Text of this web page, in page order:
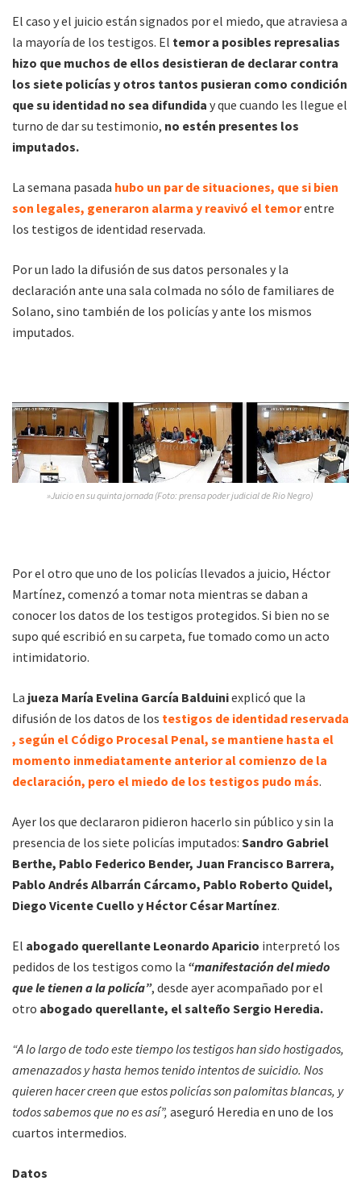
El caso y el juicio están signados por el miedo, que atraviesa a
la mayoría de los testigos. El temor a posibles represalias
hizo que muchos de ellos desistieran de declarar contra
los siete policías y otros tantos pusieran como condición
que su identidad no sea difundida y que cuando les llegue el
turno de dar su testimonio, no estén presentes los
imputados.
La semana pasada hubo un par de situaciones, que si bien
son legales, generaron alarma y reavivó el temorentre
los testigos de identidad reservada.
Por un lado la difusión de sus datos personales y la
declaración ante una sala colmada no sólo de familiares de
Solano, sino también de los policías y ante los mismos
imputados.
»Juicio en su quinta jornada (Foto: prensa poder judicial de Rio Negro)
Por el otro que uno de los policías llevados a juicio, Héctor
Martínez, comenzó a tomar nota mientras se daban a
conocer los datos de los testigos protegidos. Si bien no se
supo qué escribió en su carpeta, fue tomado como un acto
intimidatorio.
La jueza María Evelina García Balduiniexplicó que la
difusión de los datos de los testigos de identidad reservada
, según el Código Procesal Penal, se mantiene hasta el
momento inmediatamente anterior al comienzo de la
declaración, pero el miedo de los testigos pudo más.
Ayer los que declararon pidieron hacerlo sin público y sin la
presencia de los siete policías imputados: Sandro Gabriel
Berthe, Pablo Federico Bender, Juan Francisco Barrera,
Pablo Andrés Albarrán Cárcamo, Pablo Roberto Quidel,
Diego Vicente Cuello y Héctor César Martínez.
El abogado querellante Leonardo Aparicio interpretó los
pedidos de los testigos como la “manifestación del miedo
que le tienen a la policía”, desde ayer acompañado por el
otro abogado querellante, el salteño Sergio Heredia.
“A lo largo de todo este tiempo los testigos han sido hostigados,
amenazados y hasta hemos tenido intentos de suicidio. Nos
quieren hacer creen que estos policías son palomitas blancas, y
todos sabemos que no es así”, aseguró Heredia en uno de los
cuartos intermedios.
Datos